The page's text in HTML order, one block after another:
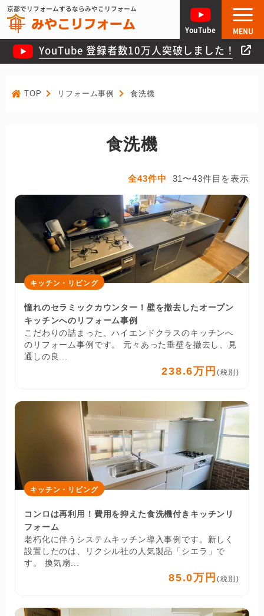
京都でリフォームするならみやこリフォーム
YouTube 登録者数10万人突破しました！
YouTube MENU
TOP リフォーム事例 食洗機
食洗機
全43件中 31〜43件目を表示
キッチン・リビング
憧れのセラミックカウンター！壁を撤去したオープン
キッチンへのリフォーム事例
こだわりの詰まった、ハイエンドクラスのキッチンへ
のリフォーム事例です。 元々あった垂壁を撤去し、見
通しの良...
238.6万円 (税別)
キッチン・リビング
コンロは再利用！費用を抑えた食洗機付きキッチンリ
フォーム
老朽化に伴うシステムキッチン導入事例です。新しく
設置したのは、リクシル社の人気製品「シエラ」で
す。 換気扇...
85.0万円 (税別)